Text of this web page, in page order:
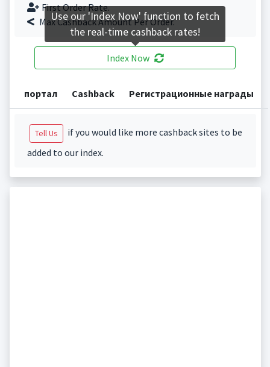
First Order Rate.
Max Cashback Amount Per Order.
Index Now
портал Cashback Регистрационные награды
Tell Us
if you would like more cashback sites to be
added to our index.
Use our 'Index Now' function to fetch
the real-time cashback rates!